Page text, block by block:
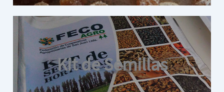
Kit de Semillas